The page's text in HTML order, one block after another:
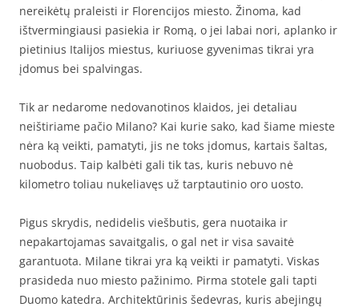
nereikėtų praleisti ir Florencijos miesto. Žinoma, kad
ištvermingiausi pasiekia ir Romą, o jei labai nori, aplanko ir
pietinius Italijos miestus, kuriuose gyvenimas tikrai yra
įdomus bei spalvingas.
Tik ar nedarome nedovanotinos klaidos, jei detaliau
neištiriame pačio Milano? Kai kurie sako, kad šiame mieste
nėra ką veikti, pamatyti, jis ne toks įdomus, kartais šaltas,
nuobodus. Taip kalbėti gali tik tas, kuris nebuvo nė
kilometro toliau nukeliavęs už tarptautinio oro uosto.
Pigus skrydis, nedidelis viešbutis, gera nuotaika ir
nepakartojamas savaitgalis, o gal net ir visa savaitė
garantuota. Milane tikrai yra ką veikti ir pamatyti. Viskas
prasideda nuo miesto pažinimo. Pirma stotele gali tapti
Duomo katedra. Architektūrinis šedevras, kuris abejingų